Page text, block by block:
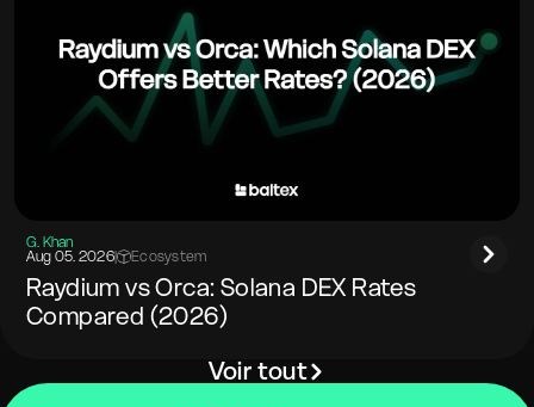
G. Khan
Aug 05. 2026| Ecosystem
Raydium vs Orca: Solana DEX Rates
Compared (2026)
Voir tout